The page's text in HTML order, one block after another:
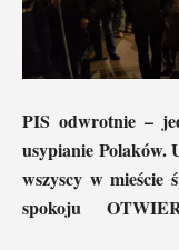
PIS odwrotnie –
usypianie Polaków.
wszyscy w mieście
spokoju